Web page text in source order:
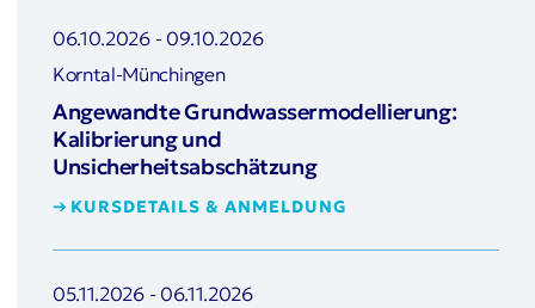
06.10.2026 - 09.10.2026
Korntal-Münchingen
Angewandte Grundwassermodellierung:
Kalibrierung und
Unsicherheitsabschätzung
KURSDETAILS & ANMELDUNG
05.11.2026 - 06.11.2026